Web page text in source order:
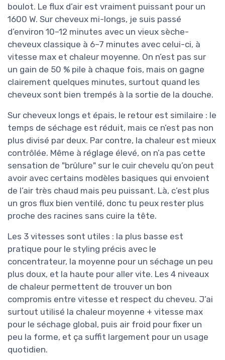
boulot. Le flux d’air est vraiment puissant pour un
1600 W. Sur cheveux mi-longs, je suis passé
d’environ 10–12 minutes avec un vieux sèche-
cheveux classique à 6–7 minutes avec celui-ci, à
vitesse max et chaleur moyenne. On n’est pas sur
un gain de 50 % pile à chaque fois, mais on gagne
clairement quelques minutes, surtout quand les
cheveux sont bien trempés à la sortie de la douche.
Sur cheveux longs et épais, le retour est similaire : le
temps de séchage est réduit, mais ce n’est pas non
plus divisé par deux. Par contre, la chaleur est mieux
contrôlée. Même à réglage élevé, on n’a pas cette
sensation de "brûlure" sur le cuir chevelu qu’on peut
avoir avec certains modèles basiques qui envoient
de l’air très chaud mais peu puissant. Là, c’est plus
un gros flux bien ventilé, donc tu peux rester plus
proche des racines sans cuire la tête.
Les 3 vitesses sont utiles : la plus basse est
pratique pour le styling précis avec le
concentrateur, la moyenne pour un séchage un peu
plus doux, et la haute pour aller vite. Les 4 niveaux
de chaleur permettent de trouver un bon
compromis entre vitesse et respect du cheveu. J’ai
surtout utilisé la chaleur moyenne + vitesse max
pour le séchage global, puis air froid pour fixer un
peu la forme, et ça suffit largement pour un usage
quotidien.